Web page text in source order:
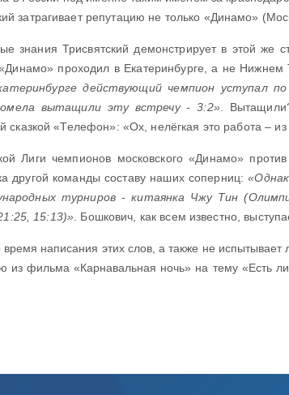
затрагивает репутацию не только «Динамо»
знания Трисвятский демонстрирует в этой же
проходил в Екатеринбурге, а не Нижнем
действующий чемпион уступал
вытащили эту встречу - 3:2» .
«Телефон»: «Ох, нелёгкая это работа –
Лиги чемпионов московского «Динамо»
другой команды составу наших соперниц:
турниров - китаянка Чжу Тин
15:13)»
Бошкович, как всем известно,
написания этих слов, а также не
фильма «Карнавальная ночь» на тему «Есть